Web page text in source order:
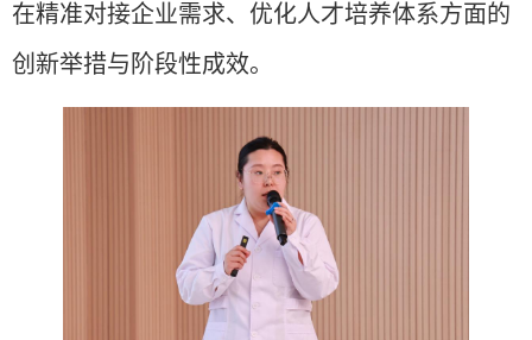
在精准对接企业需求、优化人才培养体系方面的
创新举措与阶段性成效。